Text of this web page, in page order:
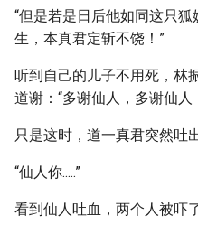
“但是若是日后他如同这只
生，本真君定斩不饶！”
听到自己的儿子不用死，林
道谢：“多谢仙人，多谢仙人
只是这时，道一真君突然吐
“仙人你.....”
看到仙人吐血，两个人被吓